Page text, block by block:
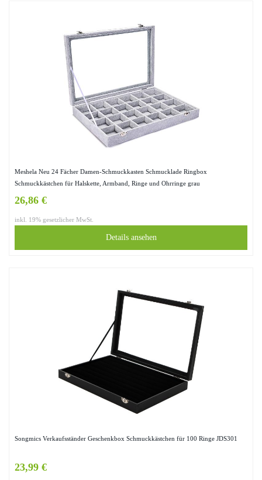
Meshela Neu 24 Fächer Damen-Schmuckkasten Schmucklade Ringbox
Schmuckkästchen für Halskette, Armband, Ringe und Ohrringe grau
26,86 €
inkl. 19% gesetzlicher MwSt.
Details ansehen
Songmics Verkaufsständer Geschenkbox Schmuckkästchen für 100 Ringe JDS301
23,99 €